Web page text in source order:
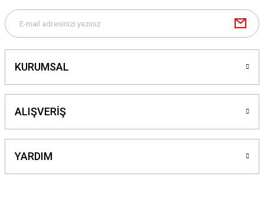
KURUMSAL
ALIŞVERİŞ
YARDIM